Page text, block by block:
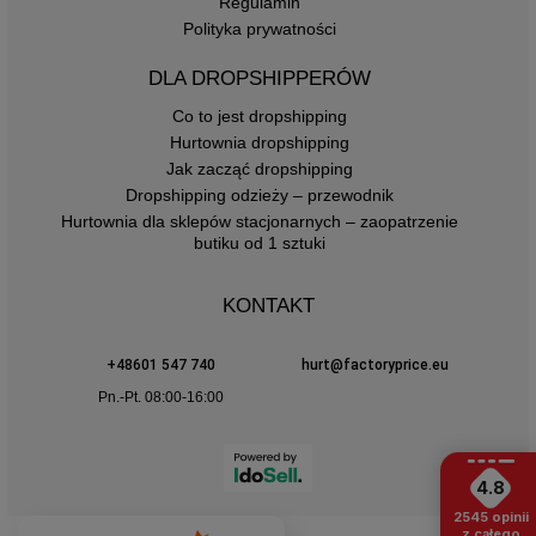
Polityka prywatności
DLA DROPSHIPPERÓW
Co to jest dropshipping
Hurtownia dropshipping
Jak zacząć dropshipping
Dropshipping odzieży – przewodnik
Hurtownia dla sklepów stacjonarnych – zaopatrzenie
butiku od 1 sztuki
KONTAKT
+48601 547 740
hurt@factoryprice.eu
Pn.-Pt. 08:00-16:00
4.8
2545 opinii